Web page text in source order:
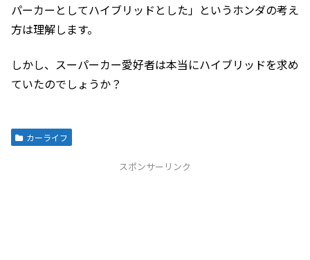
パーカーとしてハイブリッドとした」というホンダの考え
方は理解します。
しかし、スーパーカー愛好者は本当にハイブリッドを求め
ていたのでしょうか？
カーライフ
スポンサーリンク